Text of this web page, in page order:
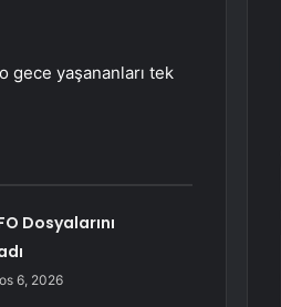
gece yaşananları tek
Dosyalarını
6, 2026